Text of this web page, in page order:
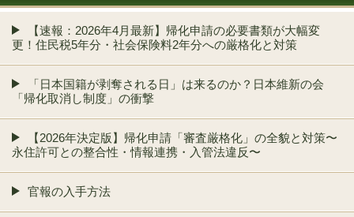
【速報：2026年4月最新】帰化申請の必要書類が大幅変
更！住民税5年分・社会保険料2年分への厳格化と対策
「日本国籍が剥奪される日」は来るのか？日本維新の会
「帰化取消し制度」の衝撃
【2026年決定版】帰化申請「審査厳格化」の全貌と対策〜
永住許可との整合性・情報連携・入管法違反〜
官報の入手方法